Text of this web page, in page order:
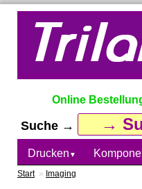
Online
Suche →
Drucken ▼
Start» Imaging